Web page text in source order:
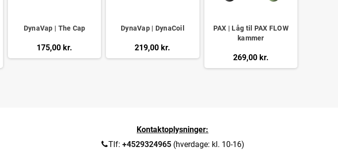
DynaVap | The Cap
175,00 kr.
DynaVap | DynaCoil
219,00 kr.
PAX | Låg til PAX FLOW
kammer
269,00 kr.
Kontaktoplysninger:
Tlf:+4529324965 (hverdage: kl. 10-16)